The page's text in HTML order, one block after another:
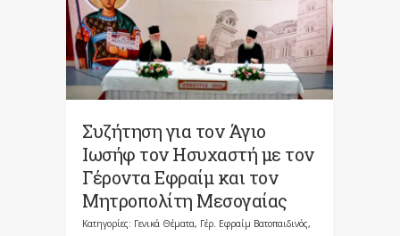
Συζήτηση για τον Άγιο
Ιωσήφ τον Ησυχαστή με τον
Γέροντα Εφραίμ και τον
Μητροπολίτη Μεσογαίας
Κατηγορίες: Γενικά Θέματα, Γέρ. Εφραίμ Βατοπαιδινός,